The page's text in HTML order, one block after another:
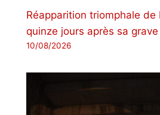
Réapparition triomphale de
quinze jours après sa
10/08/2026